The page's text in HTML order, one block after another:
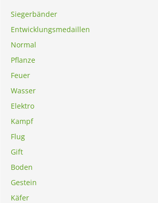
Siegerbänder
Entwicklungsmedaillen
Normal
Pflanze
Feuer
Wasser
Elektro
Kampf
Flug
Gift
Boden
Gestein
Käfer